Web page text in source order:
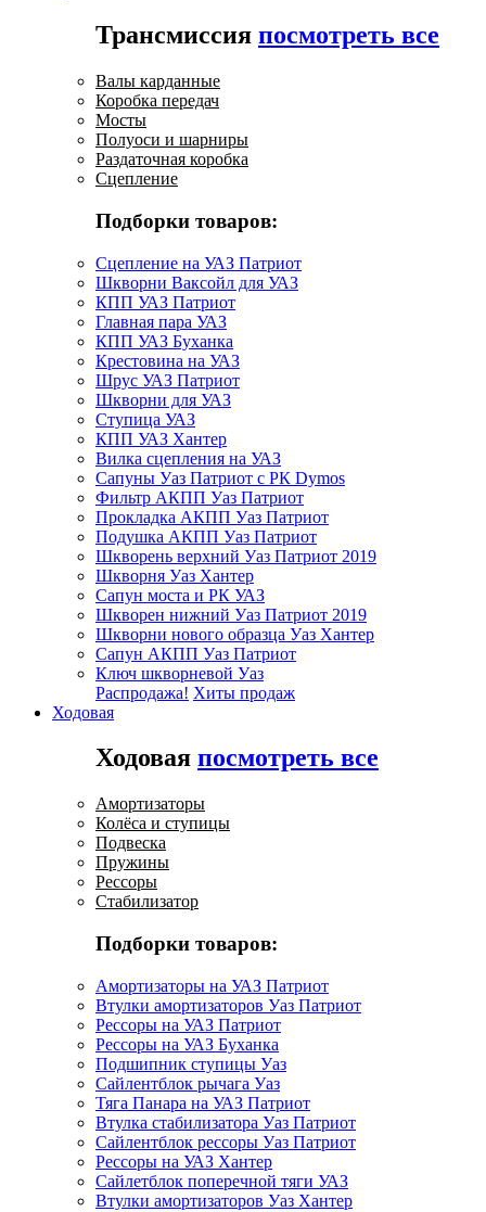
Трансмиссия посмотреть все
Валы карданные
Коробка передач
Мосты
Полуоси и шарниры
Раздаточная коробка
Сцепление
Подборки товаров:
Сцепление на УАЗ Патриот
Шкворни Ваксойл для УАЗ
КПП УАЗ Патриот
Главная пара УАЗ
КПП УАЗ Буханка
Крестовина на УАЗ
Шрус УАЗ Патриот
Шкворни для УАЗ
Ступица УАЗ
КПП УАЗ Хантер
Вилка сцепления на УАЗ
Сапуны Уаз Патриот с РК Dymos
Фильтр АКПП Уаз Патриот
Прокладка АКПП Уаз Патриот
Подушка АКПП Уаз Патриот
Шкворень верхний Уаз Патриот 2019
Шкворня Уаз Хантер
Сапун моста и РК УАЗ
Шкворен нижний Уаз Патриот 2019
Шкворни нового образца Уаз Хантер
Сапун АКПП Уаз Патриот
Ключ шкворневой Уаз
Распродажа! Хиты продаж
Ходовая
Ходовая посмотреть все
Амортизаторы
Колёса и ступицы
Подвеска
Пружины
Рессоры
Стабилизатор
Подборки товаров:
Амортизаторы на УАЗ Патриот
Втулки амортизаторов Уаз Патриот
Рессоры на УАЗ Патриот
Рессоры на УАЗ Буханка
Подшипник ступицы Уаз
Сайлентблок рычага Уаз
Тяга Панара на УАЗ Патриот
Втулка стабилизатора Уаз Патриот
Сайлентблок рессоры Уаз Патриот
Рессоры на УАЗ Хантер
Сайлетблок поперечной тяги УАЗ
Втулки амортизаторов Уаз Хантер